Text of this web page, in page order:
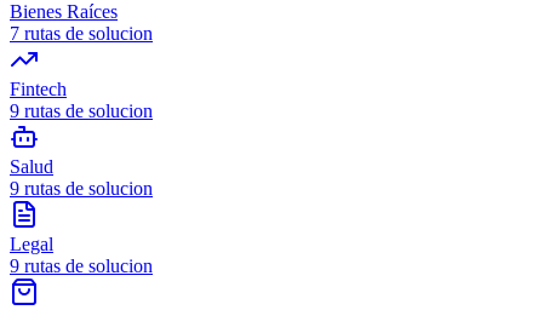
Bienes Raíces
7 rutas de solucion
Fintech
9 rutas de solucion
Salud
9 rutas de solucion
Legal
9 rutas de solucion